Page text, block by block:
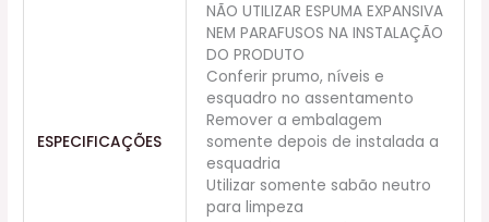
ESPECIFICAÇÕES
NÃO UTILIZAR ESPUMA EXPANSIVA
NEM PARAFUSOS NA INSTALAÇÃO
DO PRODUTO
Conferir prumo, níveis e
esquadro no assentamento
Remover a embalagem
somente depois de instalada a
esquadria
Utilizar somente sabão neutro
para limpeza